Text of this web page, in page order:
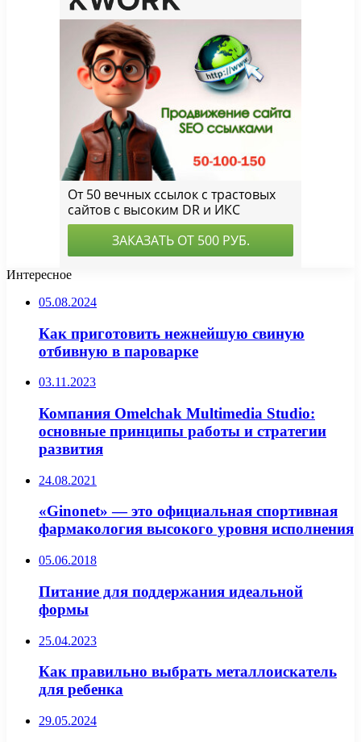
Интересное
05.08.2024
Как приготовить нежнейшую свиную
отбивную в пароварке
03.11.2023
Компания Omelchak Multimedia Studio:
основные принципы работы и стратегии
развития
24.08.2021
«Ginonet» — это официальная спортивная
фармакология высокого уровня исполнения
05.06.2018
Питание для поддержания идеальной
формы
25.04.2023
Как правильно выбрать металлоискатель
для ребенка
29.05.2024